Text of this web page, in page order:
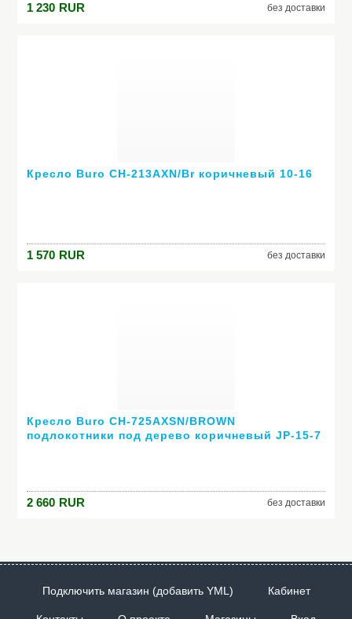
1 230 RUR без доставки
Кресло Buro CH-213AXN/Br коричневый 10-16
1 570 RUR без доставки
Кресло Buro CH-725AXSN/BROWN
подлокотники под дерево коричневый JP-15-7
2 660 RUR без доставки
Подключить магазин (добавить YML) Кабинет